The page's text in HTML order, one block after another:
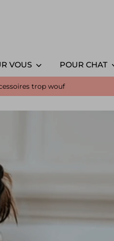
VOUS POUR CHAT
trop wouf